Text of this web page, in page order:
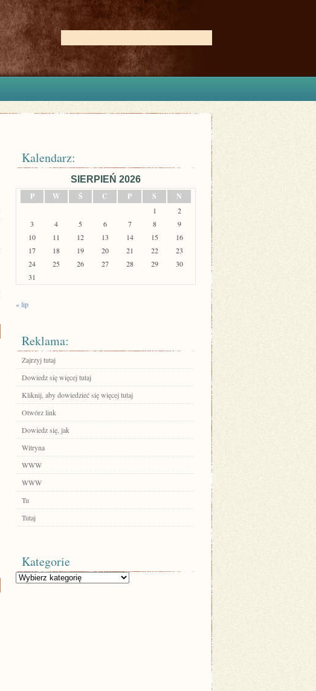
Kalendarz:
SIERPIEŃ 2026
P
W Ś C P S N
1
2
3
4 5 6 7 8
9
10
11 12 13 14 15
16
17
18 19 20 21 22
23
24
25 26 27 28 29
30
31
« lip
Reklama:
Zajrzyj tutaj
Dowiedz się więcej tutaj
Kliknij, aby dowiedzieć się więcej tutaj
Otwórz link
Dowiedz się, jak
Witryna
WWW
WWW
Tu
Tutaj
Kategorie
Kategorie